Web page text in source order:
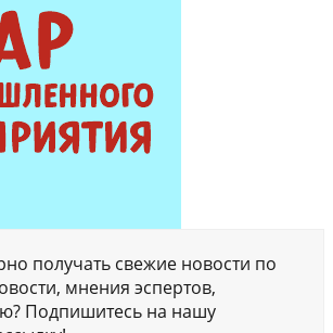
получать свежие новости по
мнения эспертов,
Подпишитесь на нашу